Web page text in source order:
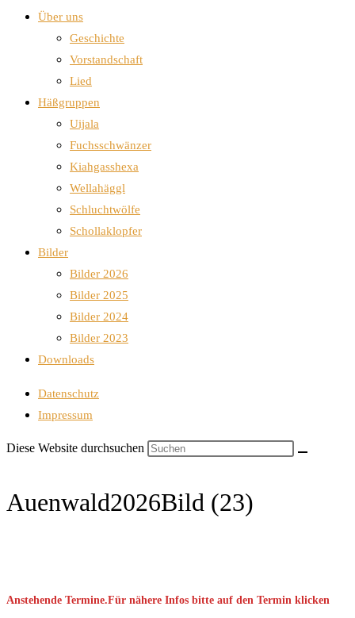
Über uns
Geschichte
Vorstandschaft
Lied
Häßgruppen
Uijala
Fuchsschwänzer
Kiahgasshexa
Wellahäggl
Schluchtwölfe
Schollaklopfer
Bilder
Bilder 2026
Bilder 2025
Bilder 2024
Bilder 2023
Downloads
Datenschutz
Impressum
Diese Website durchsuchen
Auenwald2026Bild (23)
Anstehende Termine.Für nähere Infos bitte auf den Termin klicken